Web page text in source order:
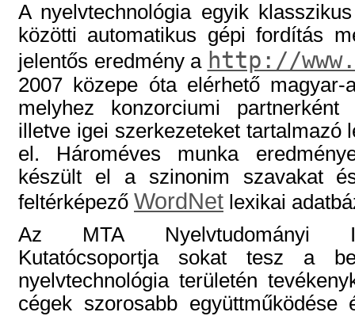
A nyelvtechnológia egyik
közötti automatikus gépi fordítás
jelentős eredmény a http://
2007 közepe óta elérhető
melyhez konzorciumi
illetve igei szerkezeteket tartalmazó
el. Hároméves munka
készült el a szinonim szavakat
feltérképező WordNet lexikai
Az MTA Nyelvtudományi
Kutatócsoportja sokat tesz a
nyelvtechnológia területén
cégek szorosabb együttműködése